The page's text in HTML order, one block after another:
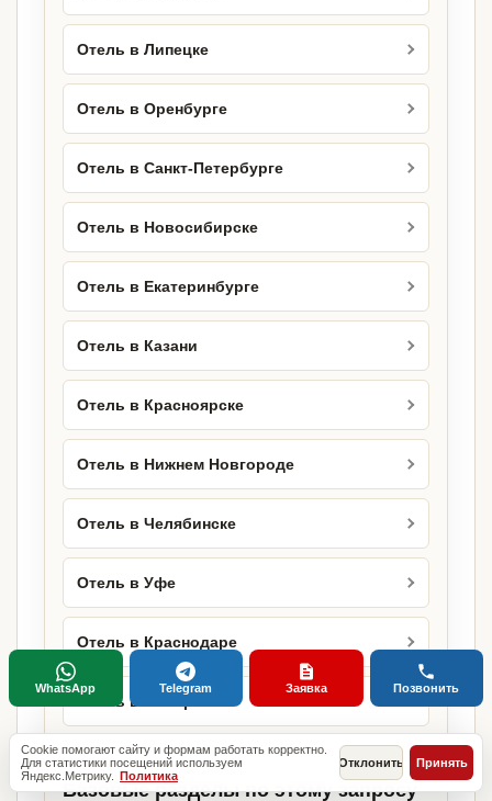
Отель в Липецке
Отель в Оренбурге
Отель в Санкт-Петербурге
Отель в Новосибирске
Отель в Екатеринбурге
Отель в Казани
Отель в Красноярске
Отель в Нижнем Новгороде
Отель в Челябинске
Отель в Уфе
Отель в Краснодаре
Отель в Самаре
Базовые разделы по этому запросу
Cookie помогают сайту и формам работать корректно.
Для статистики посещений используем
Яндекс.Метрику. Политика
Отклонить Принять
WhatsApp Telegram Заявка Позвонить